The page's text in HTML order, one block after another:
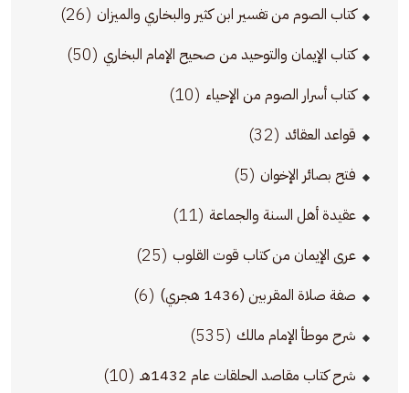
كتاب الصوم من تفسير ابن كثير والبخاري والميزان (26)
كتاب الإيمان والتوحيد من صحيح الإمام البخاري (50)
كتاب أسرار الصوم من الإحياء (10)
قواعد العقائد (32)
فتح بصائر الإخوان (5)
عقيدة أهل السنة والجماعة (11)
عرى الإيمان من كتاب قوت القلوب (25)
صفة صلاة المقربين (1436 هجري) (6)
شرح موطأ الإمام مالك (535)
شرح كتاب مقاصد الحلقات عام 1432هـ (10)